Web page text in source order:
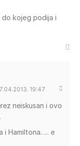
kojeg podija i
19:47
neiskusan i ovo
i Hamiltona….. e